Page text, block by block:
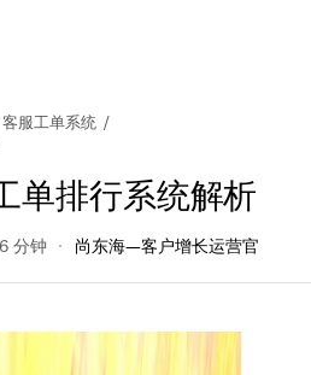
客服工单系统 /
单排行系统解析
6 分钟 尚东海—客户增长运营官